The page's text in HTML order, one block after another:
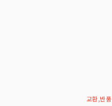
교환,반